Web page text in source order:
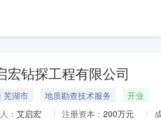
宏钻探工程有限公司
芜湖市 地质勘查技术服务
开业
： 艾启宏 注册资本： 200万元